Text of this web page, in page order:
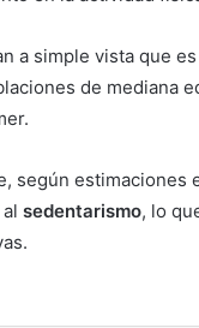
a simple vista que
de mediana
según
sedentarismo, lo